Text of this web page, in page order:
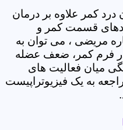
درد کمر علاوه بر درمان
قسمت کمر و
مریضی ، می توان به
فرم کمر، ضعف عضله
میان فعالیت های
به یک فیزیوتراپیست